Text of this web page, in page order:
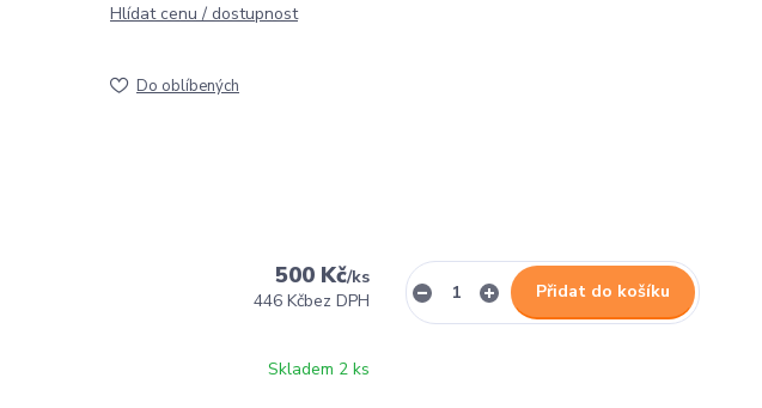
Hlídat cenu / dostupnost
Do oblíbených
500 Kč/ks
446 Kčbez DPH
Skladem 2 ks
Přidat do košíku